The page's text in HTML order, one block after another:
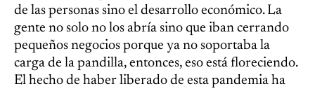
de las personas sino el desarrollo económico. La
gente no solo no los abría sino que iban cerrando
pequeños negocios porque ya no soportaba la
carga de la pandilla, entonces, eso está floreciendo.
El hecho de haber liberado de esta pandemia ha